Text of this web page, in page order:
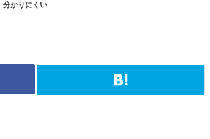
分かりにくい